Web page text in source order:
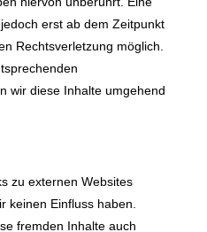
erst ab dem Zeitpunkt
Rechtsverletzung möglich.
wir diese Inhalte umgehend
zu externen Websites
keinen Einfluss haben.
fremden Inhalte auch